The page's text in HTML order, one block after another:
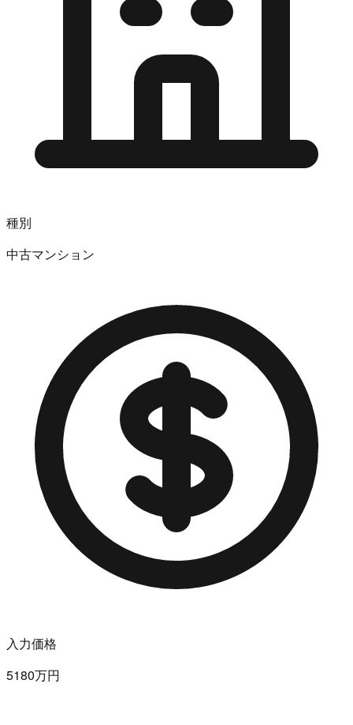
種別
中古マンション
入力価格
5180万円